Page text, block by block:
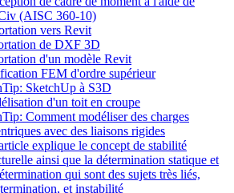
(AISC 360-10)
vers Revit
de DXF 3D
d'un modèle Revit
FEM d'ordre supérieur
SketchUp à S3D
d'un toit en croupe
Comment modéliser des charges
avec des liaisons rigides
explique le concept de stabilité
ainsi que la détermination statique et
qui sont des sujets très liés,
et instabilité